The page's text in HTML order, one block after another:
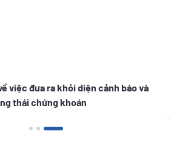
việc đưa ra khỏi diện cảnh báo và
thái chứng khoán